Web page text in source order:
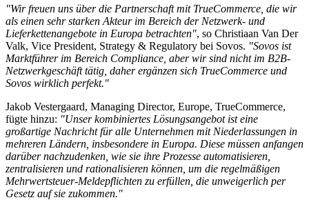
"Wir freuen uns über die Partnerschaft mit TrueCommerce, die wir
als einen sehr starken Akteur im Bereich der Netzwerk- und
Lieferkettenangebote in Europa betrachten", so Christiaan Van Der
Valk, Vice President, Strategy & Regulatory bei Sovos. "Sovos ist
Marktführer im Bereich Compliance, aber wir sind nicht im B2B-
Netzwerkgeschäft tätig, daher ergänzen sich TrueCommerce und
Sovos wirklich perfekt."
Jakob Vestergaard, Managing Director, Europe, TrueCommerce,
fügte hinzu: "Unser kombiniertes Lösungsangebot ist eine
großartige Nachricht für alle Unternehmen mit Niederlassungen in
mehreren Ländern, insbesondere in Europa. Diese müssen anfangen
darüber nachzudenken, wie sie ihre Prozesse automatisieren,
zentralisieren und rationalisieren können, um die regelmäßigen
Mehrwertsteuer-Meldepflichten zu erfüllen, die unweigerlich per
Gesetz auf sie zukommen."